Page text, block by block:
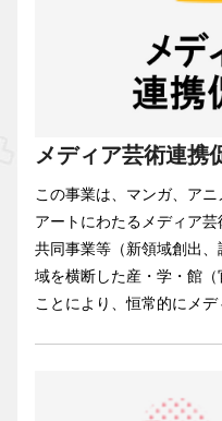
メディア芸術連携
この事業は、マンガ、ア
アートにわたるメディア
共同事業等（新領域創出
域を横断した産・学・館
ことにより、恒常的にメデ